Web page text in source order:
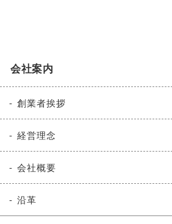
会社案内
創業者挨拶
経営理念
会社概要
沿革